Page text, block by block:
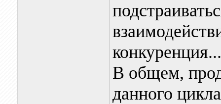
конкуренция...
В общем,
данного